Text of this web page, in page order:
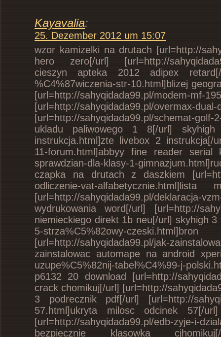
Kayavalia:
25. Dezember 2012 um 15:07
wzor kamizelki na drutach [url=http://
hero zero[/url] [url=http://
cieszyn apteka 2012 adipex retard[/
%C4%87wiczenia-str-10.html]blizej
[url=http://sahyqidada99.pl/modem-mf-
[url=http://sahyqidada99.pl/
[url=http://sahyqidada99.pl/schemat-
ukladu paliwowego 1 8[/url] skyhigh
instrukcja.html]zte livebox 2 instrukcja[/
11-forum.html]abbyy fine reader serial
sprawdzian-dla-klasy-1-
czapka na drutach z daszkiem
odliczenie-vat-
[url=http://sahyqidada99.pl/
wydrukowania word[/url] [url=http://
niemieckiego direkt 1b neu[/url] skyhigh
5-strza%C5%82owy-
[url=http://sahyqidada99.pl/jak-
zainstalowac automape na android
uzupe%C5%82nij-tabel%C4%99-j-
p6132 20 download [url=http://
crack chomikuj[/url] [url=http://
3 podrecznik pdf[/url] [url=http://
57.html]ukryta milosc odcinek 57[/
[url=http://sahyqidada99.pl/edb-zyje-i-
bezpiecznie klasowka cjhomikuj[/